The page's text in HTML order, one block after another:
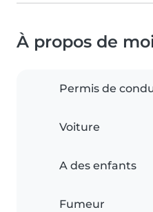
À propos de
Permis de
Voiture
A des enfants
Fumeur